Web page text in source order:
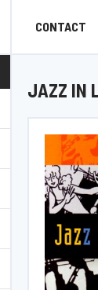
CONTACT
JAZZ IN